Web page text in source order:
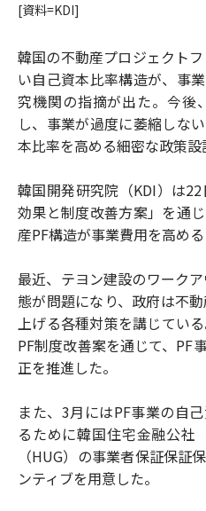
[資料=KDI]
韓国の不動産プロジェクト
い自己資本比率構造が、事
究機関の指摘が出た。今後
し、事業が過度に萎縮しな
本比率を高める細密な政策設
韓国開発研究院（KDI）は
効果と制度改善方案」を通
産PF構造が事業費用を高める
最近、テヨン建設のワーク
態が問題になり、政府は不
上げる各種対策を講じてい
PF制度改善案を通じて、PF
正を推進した。
また、3月にはPF事業の自
るために韓国住宅金融公社
（HUG）の事業者保証保証
ンティブを用意した。